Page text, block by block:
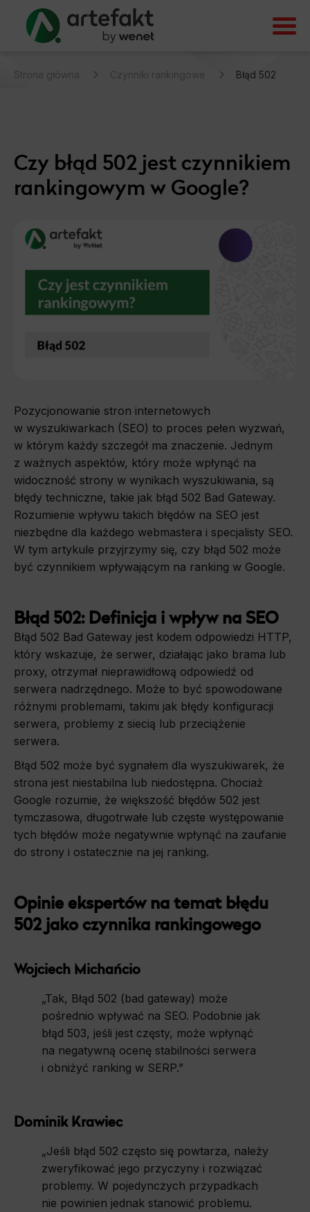
Strona główna Czynniki rankingowe Błąd 502
Czy błąd 502 jest czynnikiem
rankingowym w Google?
Pozycjonowanie stron internetowych
w wyszukiwarkach (SEO) to proces pełen wyzwań,
w którym każdy szczegół ma znaczenie. Jednym
z ważnych aspektów, który może wpłynąć na
widoczność strony w wynikach wyszukiwania, są
błędy techniczne, takie jak błąd 502 Bad Gateway.
Rozumienie wpływu takich błędów na SEO jest
niezbędne dla każdego webmastera i specjalisty SEO.
W tym artykule przyjrzymy się, czy błąd 502 może
być czynnikiem wpływającym na ranking w Google.
Błąd 502: Definicja i wpływ na SEO
Błąd 502 Bad Gateway jest kodem odpowiedzi HTTP,
który wskazuje, że serwer, działając jako brama lub
proxy, otrzymał nieprawidłową odpowiedź od
serwera nadrzędnego. Może to być spowodowane
różnymi problemami, takimi jak błędy konfiguracji
serwera, problemy z siecią lub przeciążenie
serwera.
Błąd 502 może być sygnałem dla wyszukiwarek, że
strona jest niestabilna lub niedostępna. Chociaż
Google rozumie, że większość błędów 502 jest
tymczasowa, długotrwałe lub częste występowanie
tych błędów może negatywnie wpłynąć na zaufanie
do strony i ostatecznie na jej ranking.
Opinie ekspertów na temat błędu
502 jako czynnika rankingowego
Wojciech Michańcio
„Tak, Błąd 502 (bad gateway) może
pośrednio wpływać na SEO. Podobnie jak
błąd 503, jeśli jest częsty, może wpłynąć
na negatywną ocenę stabilności serwera
i obniżyć ranking w SERP.”
Dominik Krawiec
„Jeśli błąd 502 często się powtarza, należy
zweryfikować jego przyczyny i rozwiązać
problemy. W pojedynczych przypadkach
nie powinien jednak stanowić problemu.